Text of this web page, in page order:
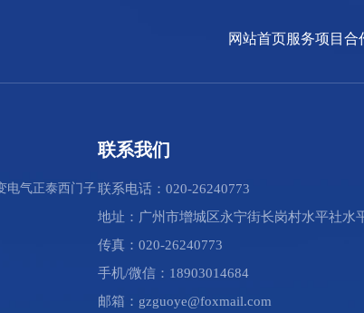
网站首页服务项目合
电气正泰西门子
联系我们
联系电话：020-26240773
地址：广州市增城区永宁街长岗村水平社水
传真：020-26240773
手机/微信：18903014684
邮箱：gzguoye@foxmail.com